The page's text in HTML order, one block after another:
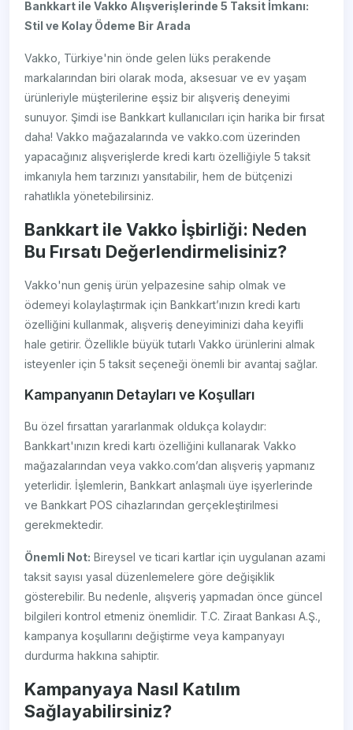
Bankkart ile Vakko Alışverişlerinde 5 Taksit İmkanı:
Stil ve Kolay Ödeme Bir Arada
Vakko, Türkiye'nin önde gelen lüks perakende
markalarından biri olarak moda, aksesuar ve ev yaşam
ürünleriyle müşterilerine eşsiz bir alışveriş deneyimi
sunuyor. Şimdi ise Bankkart kullanıcıları için harika bir fırsat
daha! Vakko mağazalarında ve vakko.com üzerinden
yapacağınız alışverişlerde kredi kartı özelliğiyle 5 taksit
imkanıyla hem tarzınızı yansıtabilir, hem de bütçenizi
rahatlıkla yönetebilirsiniz.
Bankkart ile Vakko İşbirliği: Neden
Bu Fırsatı Değerlendirmelisiniz?
Vakko'nun geniş ürün yelpazesine sahip olmak ve
ödemeyi kolaylaştırmak için Bankkart’ınızın kredi kartı
özelliğini kullanmak, alışveriş deneyiminizi daha keyifli
hale getirir. Özellikle büyük tutarlı Vakko ürünlerini almak
isteyenler için 5 taksit seçeneği önemli bir avantaj sağlar.
Kampanyanın Detayları ve Koşulları
Bu özel fırsattan yararlanmak oldukça kolaydır:
Bankkart'ınızın kredi kartı özelliğini kullanarak Vakko
mağazalarından veya vakko.com’dan alışveriş yapmanız
yeterlidir. İşlemlerin, Bankkart anlaşmalı üye işyerlerinde
ve Bankkart POS cihazlarından gerçekleştirilmesi
gerekmektedir.
Önemli Not: Bireysel ve ticari kartlar için uygulanan azami
taksit sayısı yasal düzenlemelere göre değişiklik
gösterebilir. Bu nedenle, alışveriş yapmadan önce güncel
bilgileri kontrol etmeniz önemlidir. T.C. Ziraat Bankası A.Ş.,
kampanya koşullarını değiştirme veya kampanyayı
durdurma hakkına sahiptir.
Kampanyaya Nasıl Katılım
Sağlayabilirsiniz?